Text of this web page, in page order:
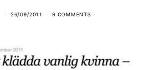
26/09/2011 9 COMMENTS